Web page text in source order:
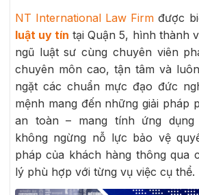
NT International Law Firm được
luật uy tín tại Quận 5, hình thành
ngũ luật sư cùng chuyên viên
chuyên môn cao, tận tâm và
ngặt các chuẩn mực đạo đức
mệnh mang đến những giải pháp
an toàn – mang tính ứng dụng
không ngừng nỗ lực bảo vệ
pháp của khách hàng thông qua
lý phù hợp với từng vụ việc cụ thể.